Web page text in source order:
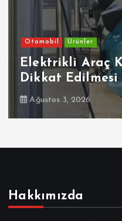
Otomobil Ürünler
Elektrikli Araç
Dikkat Edilmesi
Ağustos 3, 2026
Hakkımızda